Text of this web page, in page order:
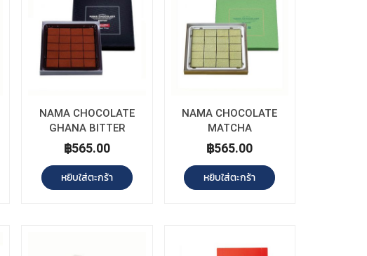
NAMA CHOCOLATE
GHANA BITTER
฿565.00
หยิบใส่ตะกร้า
NAMA CHOCOLATE
MATCHA
฿565.00
หยิบใส่ตะกร้า